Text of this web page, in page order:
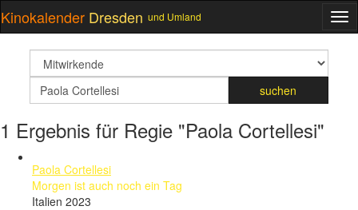
Kinokalender Dresden und Umland
suchfeld
Suchbegriff
suchen
1 Ergebnis für Regie "Paola Cortellesi"
Paola Cortellesi
Morgen ist auch noch ein Tag
Italien 2023